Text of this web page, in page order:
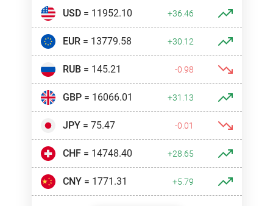
USD= 11952.10 +36.46
EUR= 13779.58 +30.12
RUB= 145.21 -0.98
GBP= 16066.01 +31.13
JPY= 75.47 -0.01
CHF= 14748.40 +28.65
CNY= 1771.31 +5.79